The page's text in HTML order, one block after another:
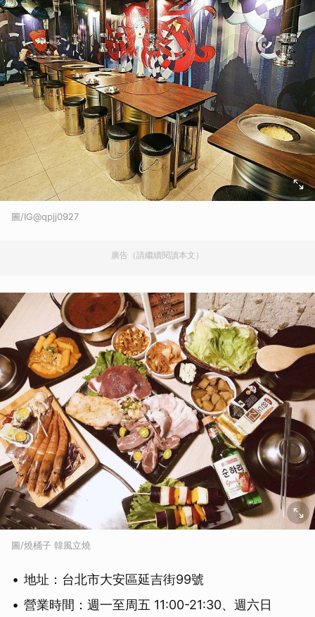
圖/IG@qpjj0927
廣告（請繼續閱讀本文）
圖/燒桶子 韓風立燒
地址：台北市大安區延吉街99號
營業時間：週一至周五 11:00-21:30、週六日